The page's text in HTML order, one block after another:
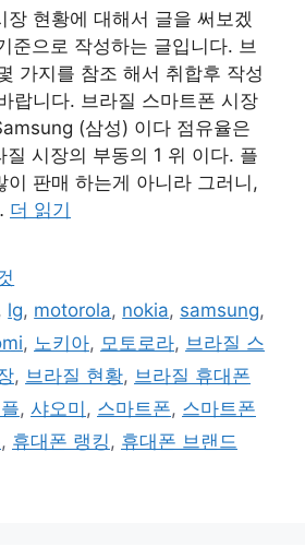
장 현황에 대해서 글을 써보겠
준으로 작성하는 글입니다. 브
가지를 참조 해서 취합후 작성
랍니다. 브라질 스마트폰 시장
(삼성) 이다 점유율은
질 시장의 부동의 1 위 이다. 플
이 판매 하는게 아니라 그러니,
더 읽기
, lg, motorola, nokia, samsung,
, 노키아, 모토로라, 브라질 스
, 브라질 현황, 브라질 휴대폰
, 샤오미 , 스마트폰, 스마트폰
, 휴대폰 랭킹 , 휴대폰 브랜드